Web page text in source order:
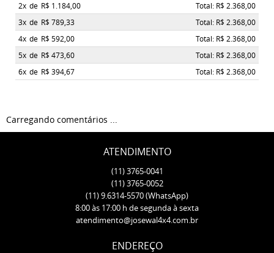
2x de R$ 1.184,00
Total: R$ 2.368,00
3x de R$ 789,33
Total: R$ 2.368,00
4x de R$ 592,00
Total: R$ 2.368,00
5x de R$ 473,60
Total: R$ 2.368,00
6x de R$ 394,67 Total: R$ 2.368,00
Carregando comentários ...
ATENDIMENTO
(11)3765-0041
(11)3765-0052
(11)9.6314-5570(WhatsApp)
8:00 às 17:00 h de segunda à sexta
atendimento@josewal4x4.com.br
ENDEREÇO